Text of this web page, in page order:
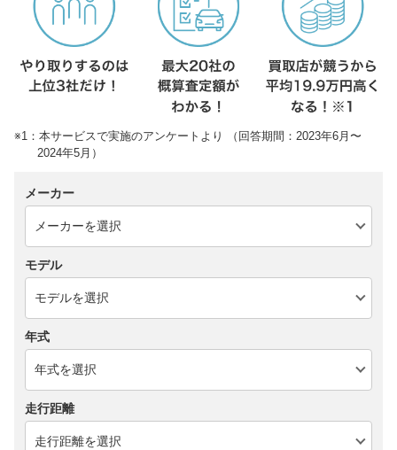
※1：本サービスで実施のアンケートより （回答期間：2023年6月〜
2024年5月）
メーカー
モデル
年式
走行距離